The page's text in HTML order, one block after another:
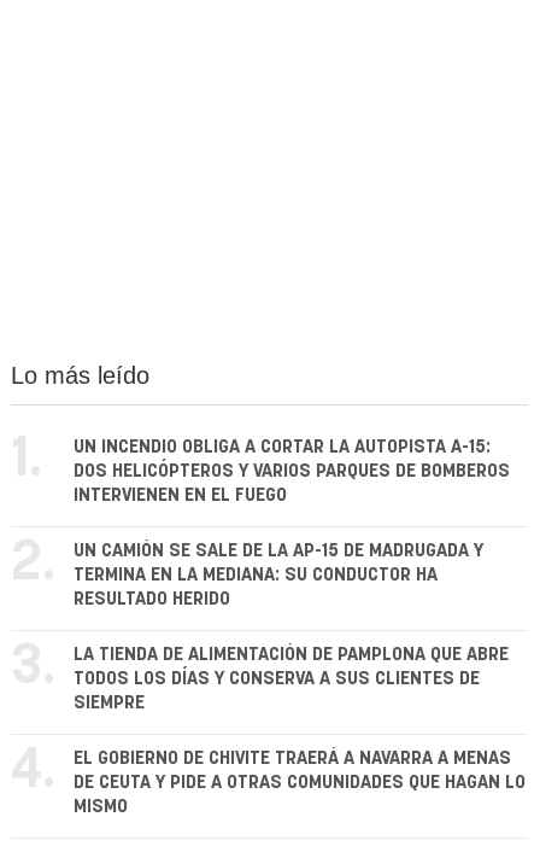
Lo más leído
1.
UN INCENDIO OBLIGA A CORTAR LA AUTOPISTA A-15:
DOS HELICÓPTEROS Y VARIOS PARQUES DE BOMBEROS
INTERVIENEN EN EL FUEGO
2.
UN CAMIÓN SE SALE DE LA AP-15 DE MADRUGADA Y
TERMINA EN LA MEDIANA: SU CONDUCTOR HA
RESULTADO HERIDO
3.
LA TIENDA DE ALIMENTACIÓN DE PAMPLONA QUE ABRE
TODOS LOS DÍAS Y CONSERVA A SUS CLIENTES DE
SIEMPRE
4.
EL GOBIERNO DE CHIVITE TRAERÁ A NAVARRA A MENAS
DE CEUTA Y PIDE A OTRAS COMUNIDADES QUE HAGAN LO
MISMO